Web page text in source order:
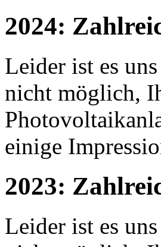
2024:
Leider ist es
nicht möglich,
einige
2023:
Leider ist es